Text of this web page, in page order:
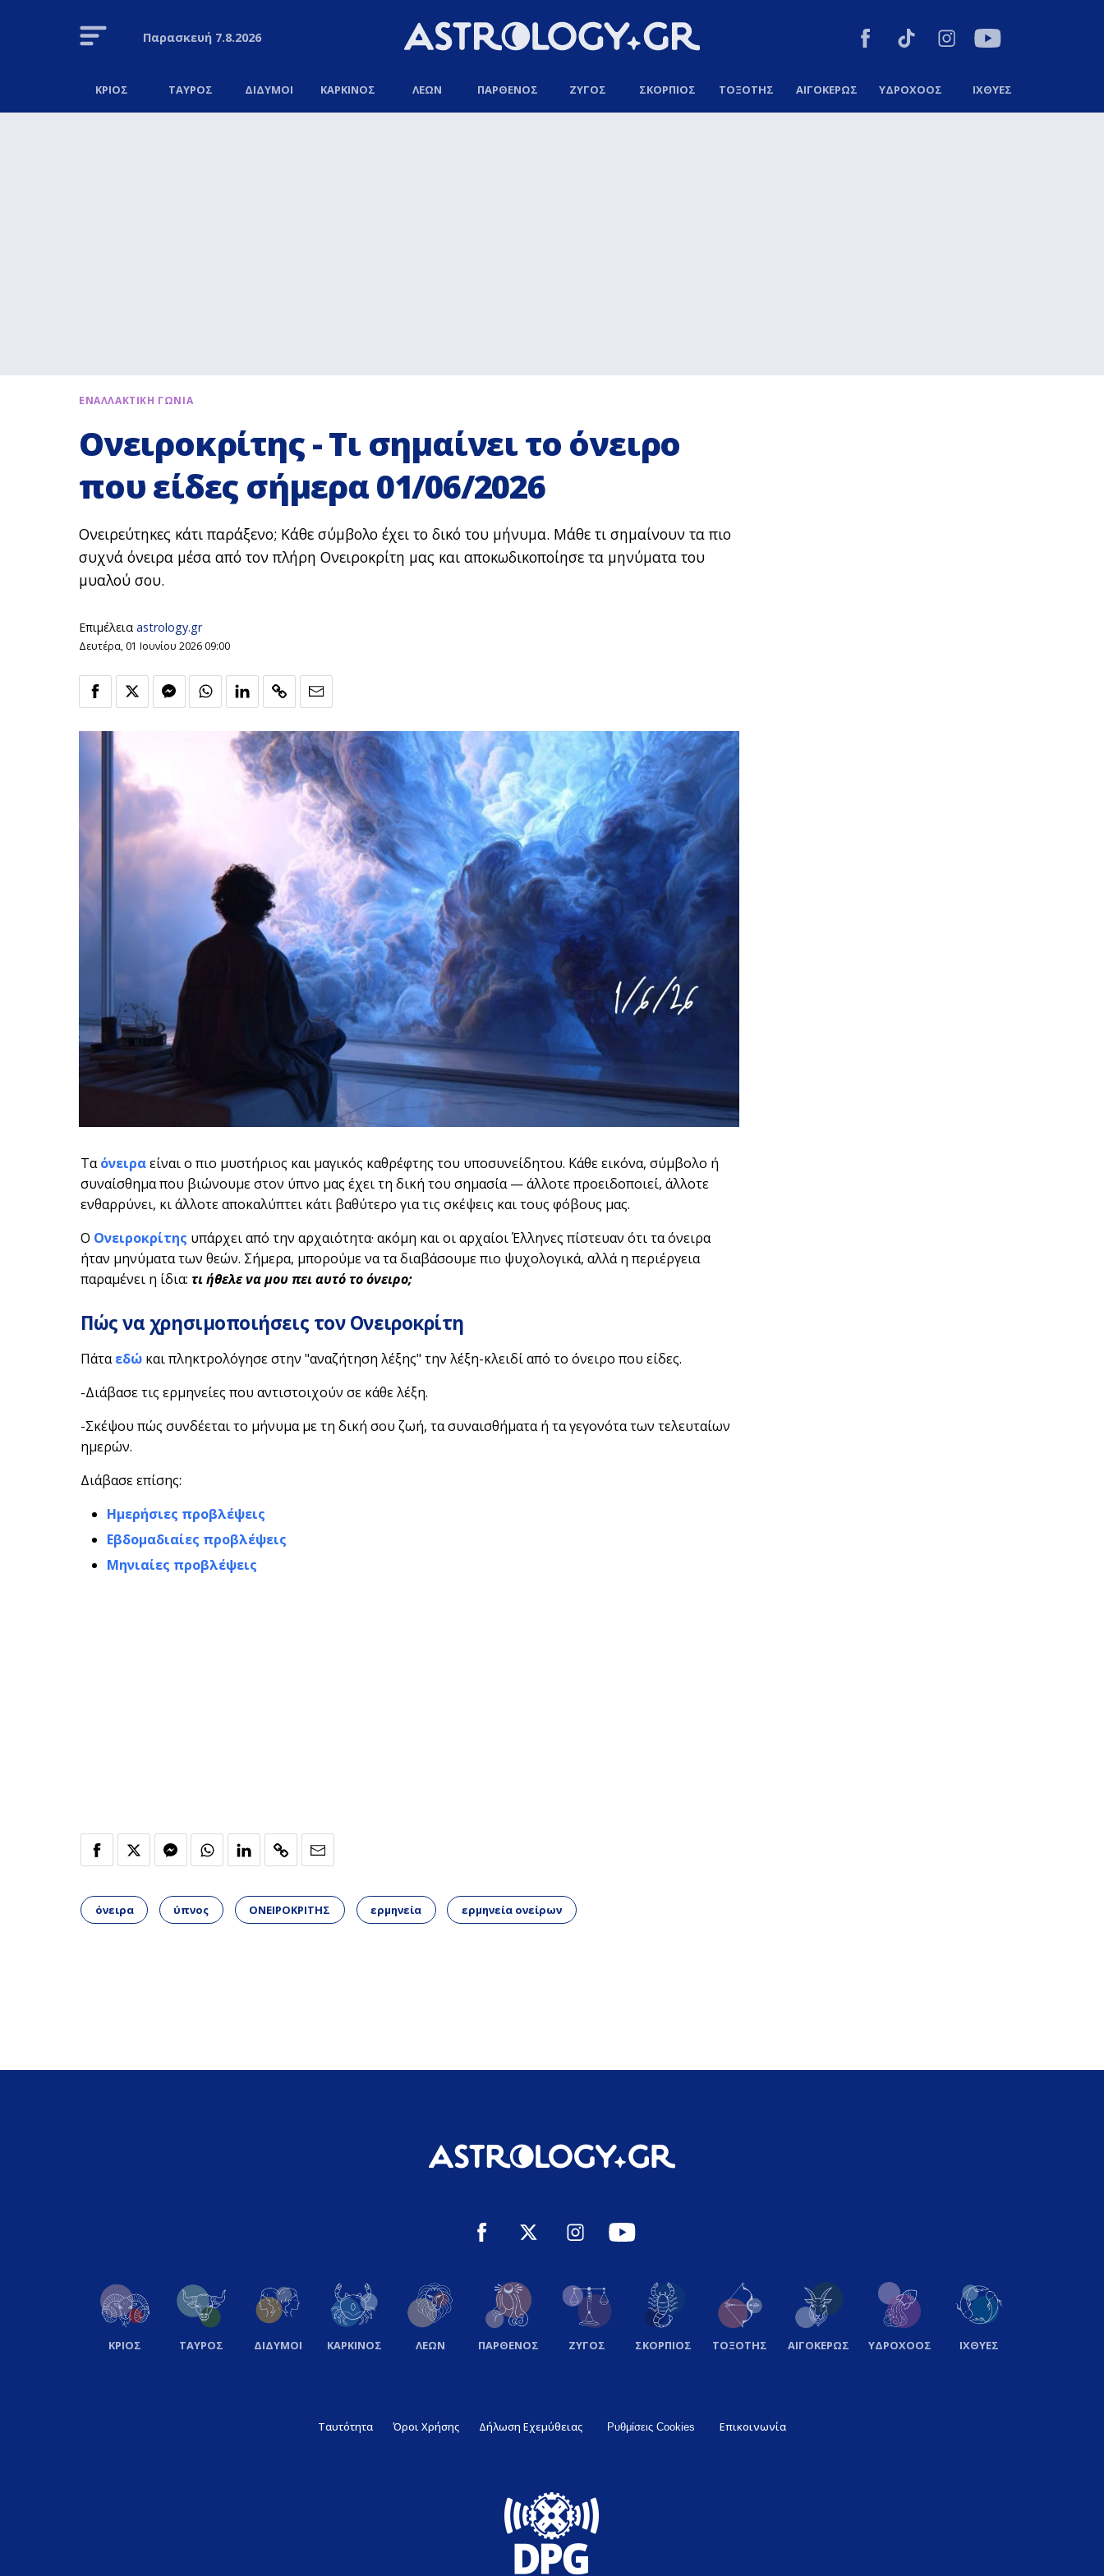
Παρασκευή7.8.2026
ΚΡΙΟΣ ΤΑΥΡΟΣ ΔΙΔΥΜΟΙ ΚΑΡΚΙΝΟΣ ΛΕΩΝ ΠΑΡΘΕΝΟΣ ΖΥΓΟΣ ΣΚΟΡΠΙΟΣ ΤΟΞΟΤΗΣ ΑΙΓΟΚΕΡΩΣ ΥΔΡΟΧΟΟΣ ΙΧΘΥΕΣ
ΕΝΑΛΛΑΚΤΙΚΗ ΓΩΝΙΑ
Ονειροκρίτης - Τι σημαίνει το όνειρο
που είδες σήμερα 01/06/2026
Ονειρεύτηκες κάτι παράξενο; Κάθε σύμβολο έχει το δικό του μήνυμα. Μάθε τι σημαίνουν τα πιο
συχνά όνειρα μέσα από τον πλήρη Ονειροκρίτη μας και αποκωδικοποίησε τα μηνύματα του
μυαλού σου.
Επιμέλεια astrology.gr
Δευτέρα, 01 Ιουνίου 2026 09:00
Ταόνειραείναι ο πιο μυστήριος και μαγικός καθρέφτης του υποσυνείδητου. Κάθε εικόνα, σύμβολο ή
συναίσθημα που βιώνουμε στον ύπνο μας έχει τη δική του σημασία — άλλοτε προειδοποιεί, άλλοτε
ενθαρρύνει, κι άλλοτε αποκαλύπτει κάτι βαθύτερο για τις σκέψεις και τους φόβους μας.
Ο Ονειροκρίτης υπάρχει από την αρχαιότητα· ακόμη και οι αρχαίοι Έλληνες πίστευαν ότι τα όνειρα
ήταν μηνύματα των θεών. Σήμερα, μπορούμε να τα διαβάσουμε πιο ψυχολογικά, αλλά η περιέργεια
παραμένει η ίδια: τι ήθελε να μου πει αυτό το όνειρο;
Πώς να χρησιμοποιήσεις τον Ονειροκρίτη
Πάταεδώ και πληκτρολόγησε στην "αναζήτηση λέξης" την λέξη-κλειδί από το όνειρο που είδες.
-Διάβασε τις ερμηνείες που αντιστοιχούν σε κάθε λέξη.
-Σκέψου πώς συνδέεται το μήνυμα με τη δική σου ζωή, τα συναισθήματα ή τα γεγονότα των τελευταίων
ημερών.
Διάβασε επίσης:
Ημερήσιες προβλέψεις
Εβδομαδιαίες προβλέψεις
Μηνιαίες προβλέψεις
όνειρα ύπνος ΟΝΕΙΡΟΚΡΙΤΗΣ ερμηνεία ερμηνεία ονείρων
ΚΡΙΟΣ ΤΑΥΡΟΣ ΔΙΔΥΜΟΙ ΚΑΡΚΙΝΟΣ ΛΕΩΝ ΠΑΡΘΕΝΟΣ ΖΥΓΟΣ ΣΚΟΡΠΙΟΣ ΤΟΞΟΤΗΣ ΑΙΓΟΚΕΡΩΣ ΥΔΡΟΧΟΟΣ ΙΧΘΥΕΣ
Ταυτότητα Όροι Χρήσης Δήλωση Εχεμύθειας Ρυθμίσεις Cookies Επικοινωνία